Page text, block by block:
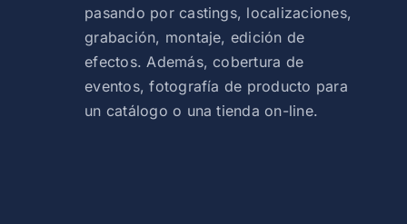
pasando por castings, localizaciones,
grabación, montaje, edición de
efectos. Además, cobertura de
eventos, fotografía de producto para
un catálogo o una tienda on-line.